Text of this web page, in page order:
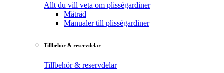
Allt du vill veta om plisségardiner
Mätråd
Manualer till plisségardiner
Tillbehör & reservdelar
Tillbehör & reservdelar